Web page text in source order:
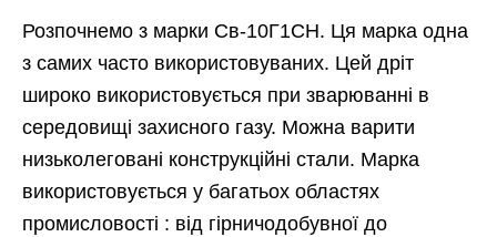
Розпочнемо з марки Св-10Г1СН. Ця марка одна
з самих часто використовуваних. Цей дріт
широко використовується при зварюванні в
середовищі захисного газу. Можна варити
низьколеговані конструкційні стали. Марка
використовується у багатьох областях
промисловості : від гірничодобувної до